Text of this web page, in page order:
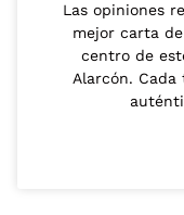
Las opiniones
mejor carta
centro de
Alarcón.